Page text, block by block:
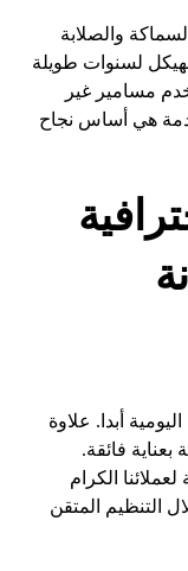
والصلابة
لسنوات طويلة
مسامير غير
هي أساس نجاح
أبدا. علاوة
فائقة.
الكرام
التنظيم المتقن